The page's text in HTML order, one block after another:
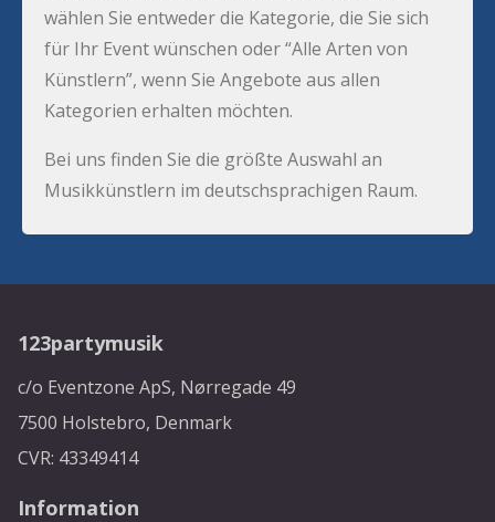
wählen Sie entweder die Kategorie, die Sie sich
für Ihr Event wünschen oder “Alle Arten von
Künstlern”, wenn Sie Angebote aus allen
Kategorien erhalten möchten.
Bei uns finden Sie die größte Auswahl an
Musikkünstlern im deutschsprachigen Raum.
123partymusik
c/o Eventzone ApS, Nørregade 49
7500 Holstebro, Denmark
CVR: 43349414
Information